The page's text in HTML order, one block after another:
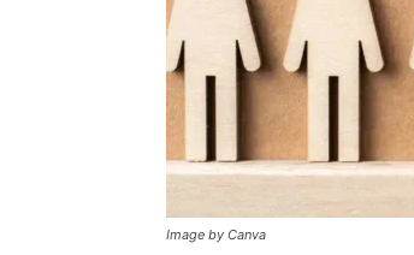
Image by Canva